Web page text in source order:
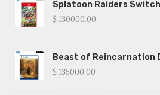
Splatoon Raiders
$ 130000.00
Beast of Reincarnation
$ 135000.00